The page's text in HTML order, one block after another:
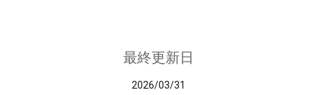
最終更新日
2026/03/31